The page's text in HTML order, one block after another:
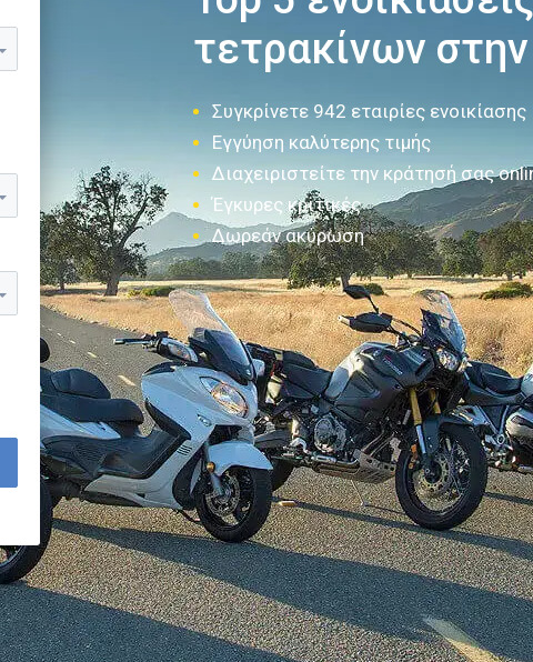
τετρακίνων
Συγκρίνετε 942 εταιρίες ενοικίασης
Εγγύηση καλύτερης τιμής
Διαχειριστείτε την κράτησή σας
Έγκυρες κριτικές
Δωρεάν ακύρωση